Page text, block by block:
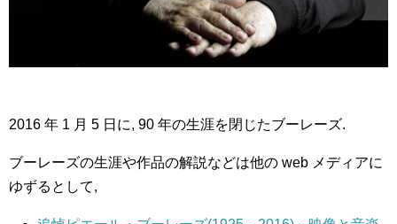
2016 年 1 月 5 日に, 90 年の生涯を閉じたブーレーズ.
ブーレーズの生涯や作品の解説などは他の web メディアに
ゆずるとして,